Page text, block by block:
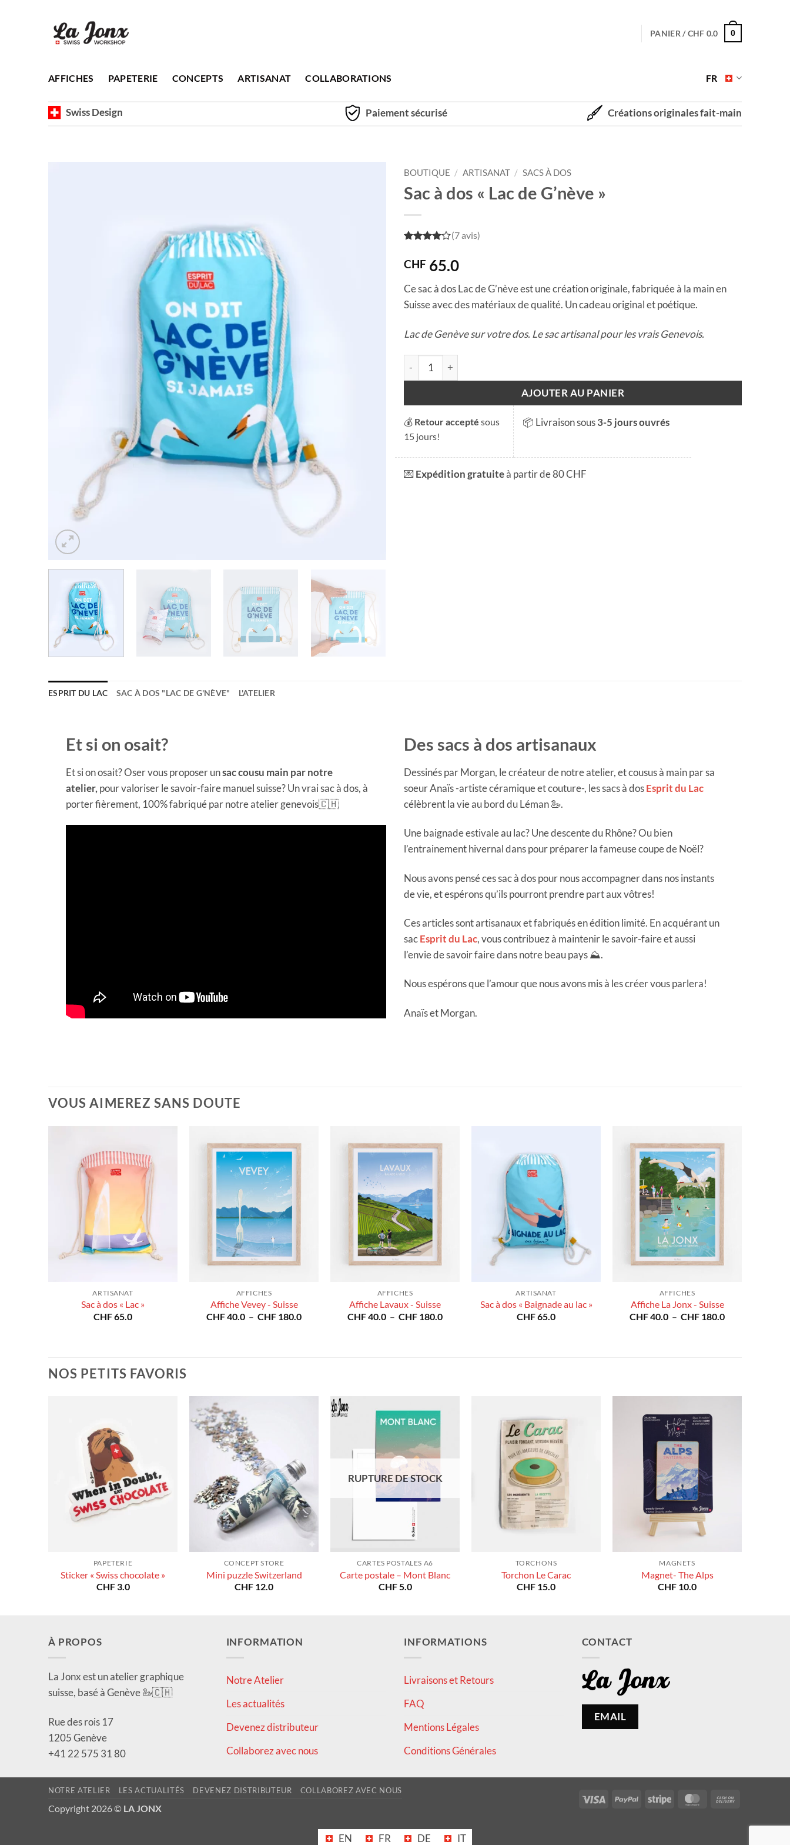
PANIER /CHF 0.0 0
AFFICHES PAPETERIE CONCEPTS ARTISANAT COLLABORATIONS FR
Swiss Design Paiement sécurisé Créations originales fait-main
BOUTIQUE / ARTISANAT / SACS À DOS
Sac à dos « Lac de G’nève »
5
(7 avis)
CHF 65.0
Ce sac à dos Lac de G’nève est une création originale, fabriquée à la main en
Suisse avec des matériaux de qualité. Un cadeau original et poétique.
Lac de Genève sur votre dos. Le sac artisanal pour les vrais Genevois.
quantité de Sac à dos "Lac de G'nève"
AJOUTER AU PANIER
💰 Retour accepté sous
15 jours!
📦 Livraison sous3-5 jours ouvrés
💌Expédition gratuiteà partir de 80 CHF
ESPRIT DU LAC SAC À DOS "LAC DE G'NÈVE" L'ATELIER
Et si on osait?
Et si on osait? Oser vous proposer unsac cousu main par notre
atelier, pour valoriser le savoir-faire manuel suisse? Un vrai sac à dos, à
porter fièrement, 100% fabriqué par notre atelier genevois🇨🇭
Des sacs à dos artisanaux
Dessinés par Morgan, le créateur de notre atelier, et cousus à main par sa
soeur Anaïs -artiste céramique et couture-, les sacs à dosEsprit du Lac
célèbrent la vie au bord du Léman 🦢.
Une baignade estivale au lac? Une descente du Rhône? Ou bien
l’entrainement hivernal dans pour préparer la fameuse coupe de Noël?
Nous avons pensé ces sac à dos pour nous accompagner dans nos instants
de vie, et espérons qu’ils pourront prendre part aux vôtres!
Ces articles sont artisanaux et fabriqués en édition limité. En acquérant un
sacEsprit du Lac, vous contribuez à maintenir le savoir-faire et aussi
l’envie de savoir faire dans notre beau pays ⛰️.
Nous espérons que l’amour que nous avons mis à les créer vous parlera!
Anaïs et Morgan.
VOUS AIMEREZ SANS DOUTE
ARTISANAT
Sac à dos « Lac »
CHF65.0
AFFICHES
Affiche Vevey - Suisse
CHF40.0 – CHF 180.0Plage
AFFICHES
Affiche Lavaux - Suisse
CHF40.0 – CHF 180.0Plage
ARTISANAT
Sac à dos « Baignade au lac »
CHF65.0
AFFICHES
Affiche La Jonx - Suisse
CHF40.0 – CHF 180.0Plage
NOS PETITS FAVORIS
PAPETERIE
Sticker « Swiss chocolate »
CHF3.0
CONCEPT STORE
Mini puzzle Switzerland
CHF 12.0
RUPTURE DE STOCK
CARTES POSTALES A6
Carte postale – Mont Blanc
CHF5.0
TORCHONS
Torchon Le Carac
CHF 15.0
MAGNETS
Magnet- The Alps
CHF 10.0
À PROPOS
La Jonx est un atelier graphique
suisse, basé à Genève 🦢🇨🇭
Rue des rois 17
1205 Genève
+41 22 575 31 80
INFORMATION
Notre Atelier
Les actualités
Devenez distributeur
Collaborez avec nous
INFORMATIONS
Livraisons et Retours
FAQ
Mentions Légales
Conditions Générales
CONTACT
EMAIL
Visa PayPal Stripe MasterCard
Delivery
NOTRE ATELIER LES ACTUALITÉS DEVENEZ DISTRIBUTEUR COLLABOREZ AVEC NOUS
Copyright 2026 © LA JONX
EN FR DE IT